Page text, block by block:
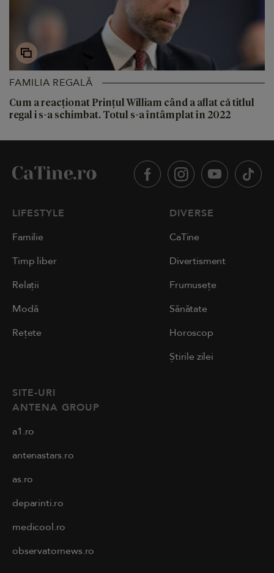
FAMILIA REGALĂ
Cum a reacționat Prințul William când a aflat că titlul
regal i s-a schimbat. Totul s-a întâmplat în 2022
LIFESTYLE
Familie
Timp liber
Relații
Modă
Rețete
DIVERSE
CaTine
Divertisment
Frumusețe
Sănătate
Horoscop
Știrile zilei
SITE-URI
ANTENA GROUP
a1.ro
antenastars.ro
as.ro
deparinti.ro
medicool.ro
observatornews.ro